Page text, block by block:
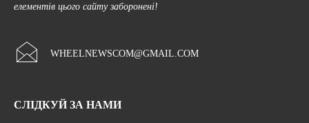
елементів цього сайту заборонені!
WHEELNEWSCOM@GMAIL.COM
СЛІДКУЙ ЗА НАМИ